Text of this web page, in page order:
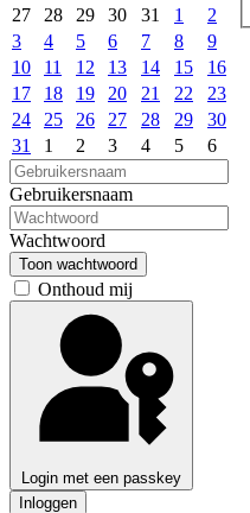
27
28 29 30 31 1
2
3
4 5 6 7 8
9
10
11 12 13 14 15
16
17
18 19 20 21 22
23
24
25 26 27 28 29
30
31
1 2 3 4 5 6
Gebruikersnaam
Wachtwoord
Toon wachtwoord
Onthoud mij
Login met een passkey
Inloggen